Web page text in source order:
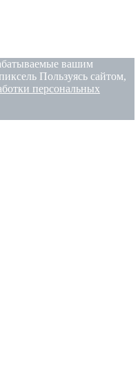
вашим
Пользуясь сайтом,
персональных